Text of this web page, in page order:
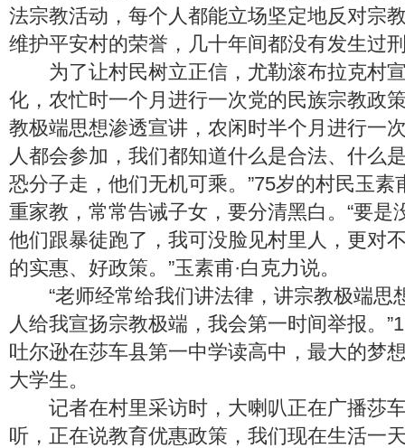
法宗教活动，每个人都能立场坚定地反对宗
维护平安村的荣誉，几十年间都没有发生过
为了让村民树立正信，尤勒滚布拉克村
化，农忙时一个月进行一次党的民族宗教政
教极端思想渗透宣讲，农闲时半个月进行一
人都会参加，我们都知道什么是合法、什么
恐分子走，他们无机可乘。”75岁的村民玉素
重家教，常常告诫子女，要分清黑白。“要是
他们跟暴徒跑了，我可没脸见村里人，更对
的实惠、好政策。”玉素甫·白克力说。
“老师经常给我们讲法律，讲宗教极端思
人给我宣扬宗教极端，我会第一时间举报。
吐尔逊在莎车县第一中学读高中，最大的梦
大学生。
记者在村里采访时，大喇叭正在广播莎车
听，正在说教育优惠政策，我们现在生活一